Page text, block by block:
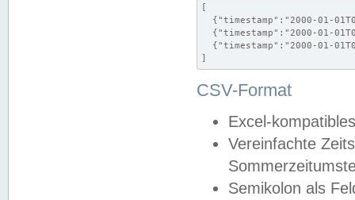
[
{"timestamp":"2000-01-
{"timestamp":"2000-01-
{"timestamp":"2000-01-
]
CSV-Format
Excel-
Vereinfachte
Semikolon als